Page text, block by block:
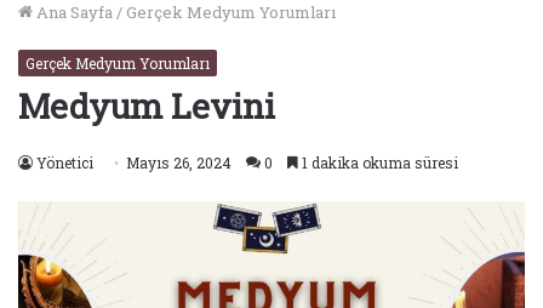
Ana Sayfa/ Gerçek Medyum Yorumları
Gerçek Medyum Yorumları
Medyum Levini
Yönetici Mayıs 26, 2024 0 1 dakika okuma süresi